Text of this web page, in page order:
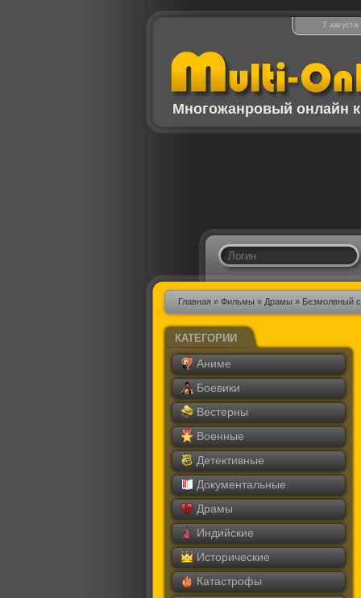
7
Многожанровый онлайн
Главная» Фильмы» Драмы» Безмолвный
КАТЕГОРИИ
Аниме
Боевики
Вестерны
Военные
Детективные
Документальные
Драмы
Индийские
Исторические
Катастрофы